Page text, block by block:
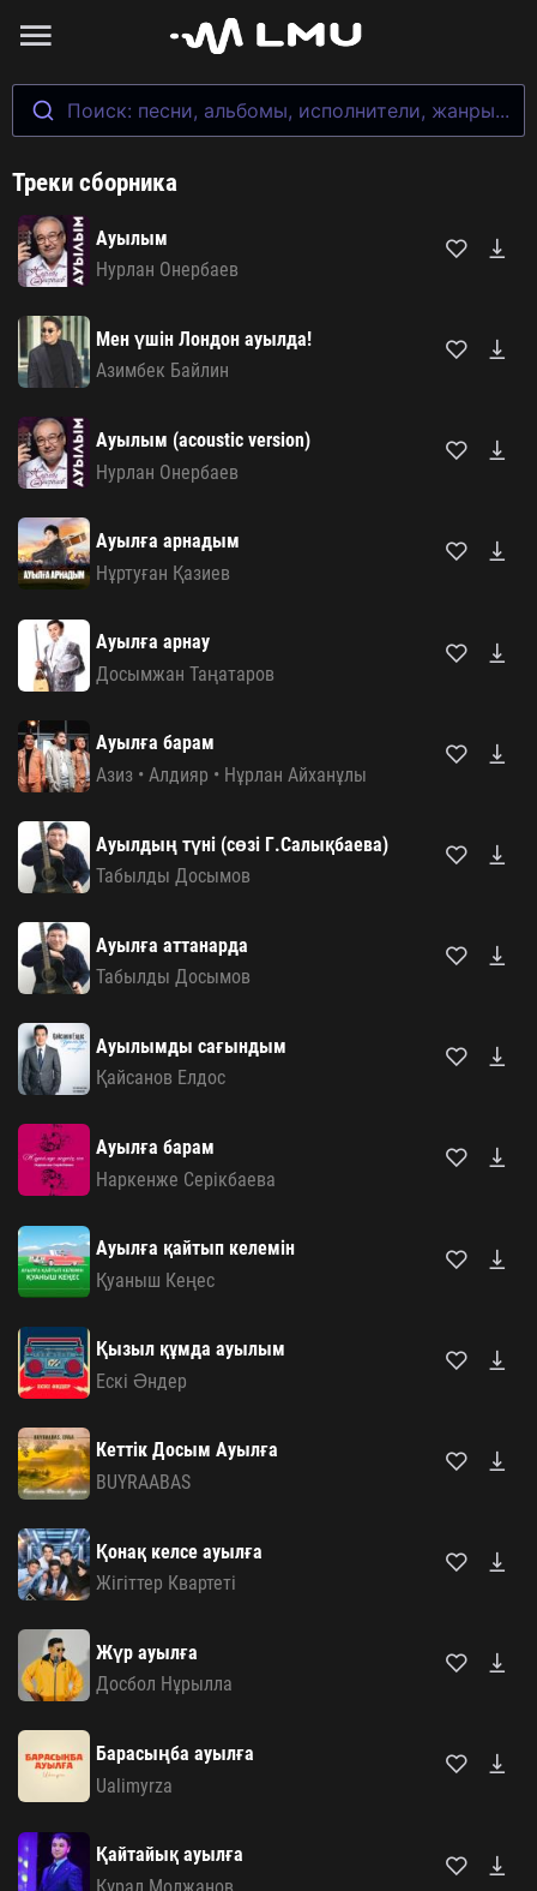
Поиск: песни, альбомы, исполнители, жанры...
Треки сборника
Ауылым
Нурлан Онербаев
Мен үшін Лондон ауылда!
Азимбек Байлин
Ауылым (acoustic version)
Нурлан Онербаев
Ауылға арнадым
Нұртуған Қазиев
Ауылға арнау
Досымжан Таңатаров
Ауылға барам
Азиз • Алдияр • Нұрлан Айханұлы
Ауылдың түнi (сөзі Г.Салықбаева)
Табылды Досымов
Ауылға аттанарда
Табылды Досымов
Ауылымды сағындым
Қайсанов Елдос
Ауылға барам
Наркенже Серікбаева
Ауылға қайтып келемін
Қуаныш Кеңес
Қызыл құмда ауылым
Ескі Әндер
Кеттік Досым Ауылға
BUYRAABAS
Қонақ келсе ауылға
Жігіттер Квартеті
Жүр ауылға
Досбол Нұрылла
Барасыңба ауылға
Ualimyrza
Қайтайық ауылға